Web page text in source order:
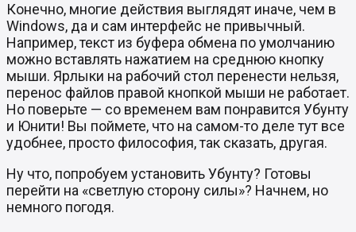
Конечно, многие действия выглядят иначе, чем в
Windows, да и сам интерфейс не привычный.
Например, текст из буфера обмена по умолчанию
можно вставлять нажатием на среднюю кнопку
мыши. Ярлыки на рабочий стол перенести нельзя,
перенос файлов правой кнопкой мыши не работает.
Но поверьте — со временем вам понравится Убунту
и Юнити! Вы поймете, что на самом-то деле тут все
удобнее, просто философия, так сказать, другая.
Ну что, попробуем установить Убунту? Готовы
перейти на «светлую сторону силы»? Начнем, но
немного погодя.